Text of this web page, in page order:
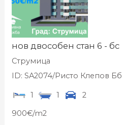
нов двособен стан 6 - бс
Струмица
ID: SA2074/Ристо Клепов Бб
1 1 2
900€/m2